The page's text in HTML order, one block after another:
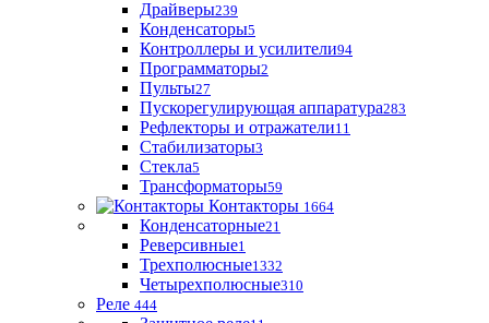
Драйверы239
Конденсаторы5
Контроллеры и усилители94
Программаторы2
Пульты27
Пускорегулирующая аппаратура283
Рефлекторы и отражатели11
Стабилизаторы3
Стекла5
Трансформаторы59
Контакторы 1664
Конденсаторные21
Реверсивные1
Трехполюсные1332
Четырехполюсные310
Реле 444